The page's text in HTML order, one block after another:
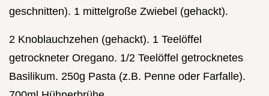
geschnitten). 1 mittelgroße Zwiebel (gehackt).
2 Knoblauchzehen (gehackt). 1 Teelöffel
getrockneter Oregano. 1/2 Teelöffel getrocknetes
Basilikum. 250g Pasta (z.B. Penne oder Farfalle).